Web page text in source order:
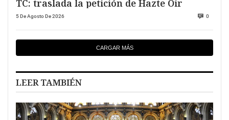
TC: traslada la petición de Hazte Oir
5 De Agosto De 2026 0
CARGAR MÁS
LEER TAMBIÉN